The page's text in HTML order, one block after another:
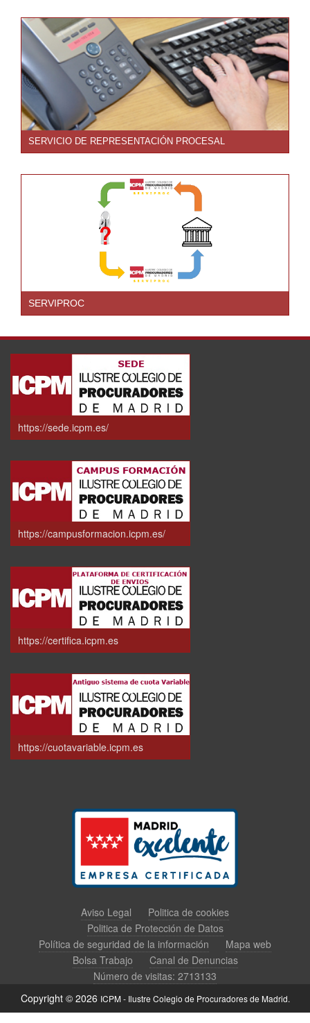
SERVICIO DE REPRESENTACIÓN PROCESAL
SERVIPROC
https://sede.icpm.es/
https://campusformacion.icpm.es/
https://certifica.icpm.es
https://cuotavariable.icpm.es
Aviso Legal
Politica de cookies
Politica de Protección de Datos
Política de seguridad de la información
Mapa web
Bolsa Trabajo
Canal de Denuncias
Número de visitas: 2713133
Copyright © 2026 ICPM - Ilustre Colegio de Procuradores de Madrid.